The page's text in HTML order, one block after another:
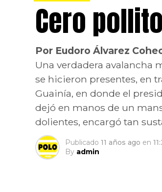
Cero
Por Eudoro Álvarez
Una verdadera avalancha
se hicieron presentes, en
Guainía, en donde el
dejó en manos de un
dolientes, encargó tan
Publicado 11 años ago en
By admin